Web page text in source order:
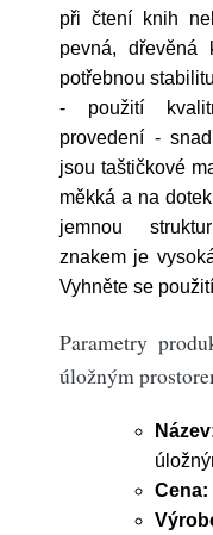
při čtení knih
pevná, dřevěná
potřebnou
- použití
provedení -
jsou taštičkové
měkká a na
jemnou
znakem je
Vyhněte se
Parametry
úložným
Cena: